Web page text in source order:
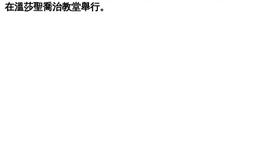
在溫莎聖喬治教堂舉行。